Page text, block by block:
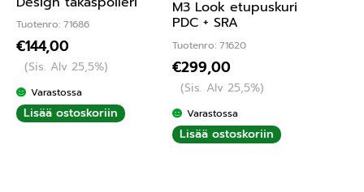
Tuotenro: 71686
€144,00
(Sis. Alv 25,5%)
Varastossa
Lisää ostoskoriin
M3 Look etupuskuri
PDC + SRA
Tuotenro: 71620
€299,00
(Sis. Alv 25,5%)
Varastossa
Lisää ostoskoriin